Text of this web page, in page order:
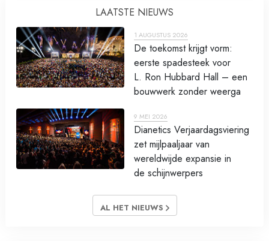
LAATSTE NIEUWS
1 AUGUSTUS 2026
De toekomst krijgt vorm:
eerste spadesteek voor
L. Ron Hubbard Hall – een
bouwwerk zonder weerga
9 MEI 2026
Dianetics Verjaardagsviering
zet mijlpaaljaar van
wereldwijde expansie in
de schijnwerpers
AL HET NIEUWS